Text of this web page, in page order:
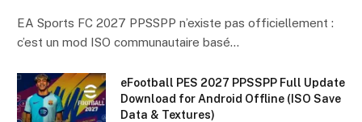
EA Sports FC 2027 PPSSPP n’existe pas officiellement :
c’est un mod ISO communautaire basé…
eFootball PES 2027 PPSSPP Full Update
Download for Android Offline (ISO Save
Data & Textures)